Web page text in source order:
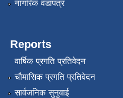
नागरिक वडापत्र
Reports
वार्षिक प्रगति प्रतिवेदन
चौमासिक प्रगति प्रतिवेदन
सार्वजनिक सुनुवाई